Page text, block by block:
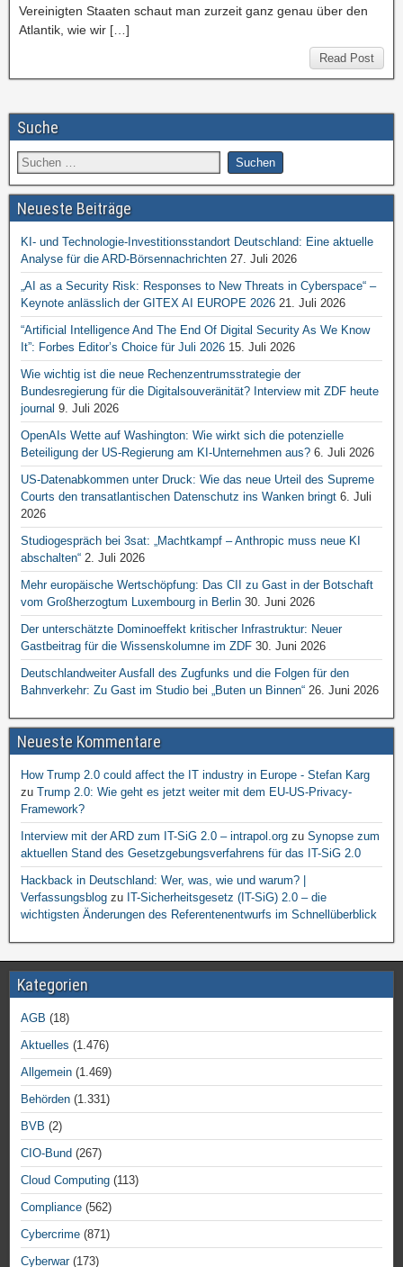
Vereinigten Staaten schaut man zurzeit ganz genau über den
Atlantik, wie wir […]
Read Post
Suche
Neueste Beiträge
KI- und Technologie-Investitionsstandort Deutschland: Eine aktuelle
Analyse für die ARD-Börsennachrichten 27. Juli 2026
„AI as a Security Risk: Responses to New Threats in Cyberspace“ –
Keynote anlässlich der GITEX AI EUROPE 2026 21. Juli 2026
“Artificial Intelligence And The End Of Digital Security As We Know
It”: Forbes Editor’s Choice für Juli 2026 15. Juli 2026
Wie wichtig ist die neue Rechenzentrumsstrategie der
Bundesregierung für die Digitalsouveränität? Interview mit ZDF heute
journal 9. Juli 2026
OpenAIs Wette auf Washington: Wie wirkt sich die potenzielle
Beteiligung der US-Regierung am KI-Unternehmen aus? 6. Juli 2026
US-Datenabkommen unter Druck: Wie das neue Urteil des Supreme
Courts den transatlantischen Datenschutz ins Wanken bringt 6. Juli
2026
Studiogespräch bei 3sat: „Machtkampf – Anthropic muss neue KI
abschalten“ 2. Juli 2026
Mehr europäische Wertschöpfung: Das CII zu Gast in der Botschaft
vom Großherzogtum Luxembourg in Berlin 30. Juni 2026
Der unterschätzte Dominoeffekt kritischer Infrastruktur: Neuer
Gastbeitrag für die Wissenskolumne im ZDF 30. Juni 2026
Deutschlandweiter Ausfall des Zugfunks und die Folgen für den
Bahnverkehr: Zu Gast im Studio bei „Buten un Binnen“ 26. Juni 2026
Neueste Kommentare
How Trump 2.0 could affect the IT industry in Europe - Stefan Karg
zu Trump 2.0: Wie geht es jetzt weiter mit dem EU-US-Privacy-
Framework?
Interview mit der ARD zum IT-SiG 2.0 – intrapol.org zu Synopse zum
aktuellen Stand des Gesetzgebungsverfahrens für das IT-SiG 2.0
Hackback in Deutschland: Wer, was, wie und warum? |
Verfassungsblog zu IT-Sicherheitsgesetz (IT-SiG) 2.0 – die
wichtigsten Änderungen des Referentenentwurfs im Schnellüberblick
Kategorien
AGB (18)
Aktuelles (1.476)
Allgemein (1.469)
Behörden (1.331)
BVB (2)
CIO-Bund (267)
Cloud Computing (113)
Compliance (562)
Cybercrime (871)
Cyberwar(173)